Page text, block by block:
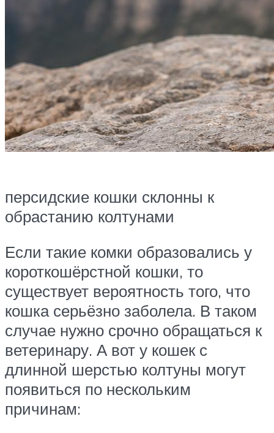
персидские кошки склонны к
обрастанию колтунами
Если такие комки образовались у
короткошёрстной кошки, то
существует вероятность того, что
кошка серьёзно заболела. В таком
случае нужно срочно обращаться к
ветеринару. А вот у кошек с
длинной шерстью колтуны могут
появиться по нескольким
причинам: